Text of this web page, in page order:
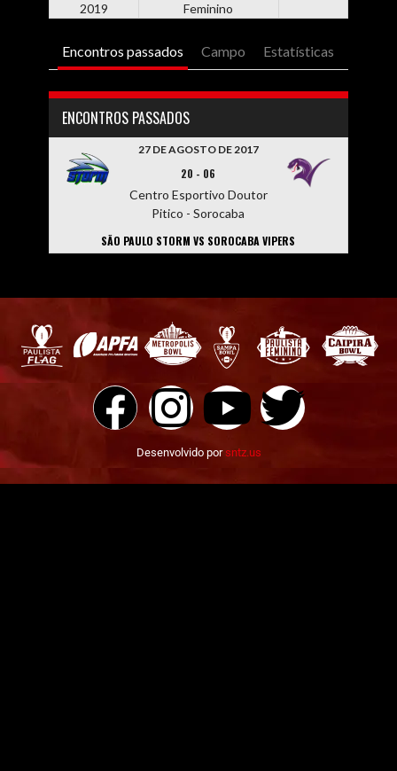
2019
Feminino
Encontros passados Campo Estatísticas
ENCONTROS PASSADOS
27 DE AGOSTO DE 2017
20 - 06
Centro Esportivo Doutor
Pitico - Sorocaba
SÃO PAULO STORM VS SOROCABA VIPERS
Desenvolvido porsntz.us